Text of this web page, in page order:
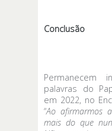
Conclusão
Permanecem
palavras do
em 2022, no
“Ao afirmarmos
mais do que